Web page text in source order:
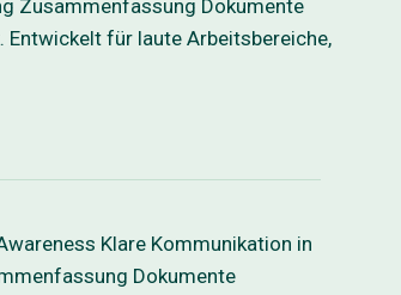
Zusammenfassung Dokumente
für laute Arbeitsbereiche,
Klare Kommunikation in
Dokumente